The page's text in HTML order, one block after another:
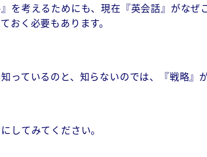
を考えるためにも、現在『英会話』がなぜ
おく必要もあります。
っているのと、知らないのでは、『戦略』
してみてください。